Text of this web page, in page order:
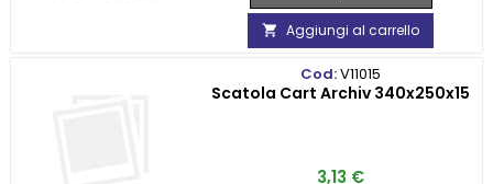
 Aggiungi al carrello
Cod:V11015
Scatola Cart Archiv 340x250x15
Prezzo
3,13 €